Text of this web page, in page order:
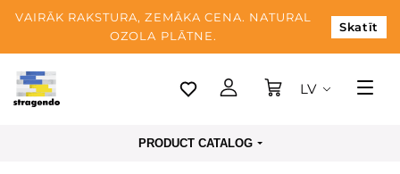
VAIRĀK RAKSTURA, ZEMĀKA CENA. NATURAL
OZOLA PLĀTNE.
Skatīt
Tallina
LV
PRODUCT CATALOG